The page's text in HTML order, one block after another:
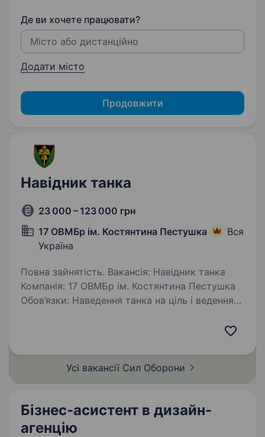
Де ви хочете працювати?
Додати місто
Продовжити
Навідник танка
23 000 – 123 000 грн
17 ОВМБр ім. Костянтина Пестушка
Вся
Україна
Повна зайнятість. Вакансія: Навідник танка
Компанія: 17 ОВМБр ім. Костянтина Пестушка
Обов’язки: Наведення танка на ціль і ведення
Усі вакансії Сил Оборони
Бізнес-асистент в дизайн-
агенцію